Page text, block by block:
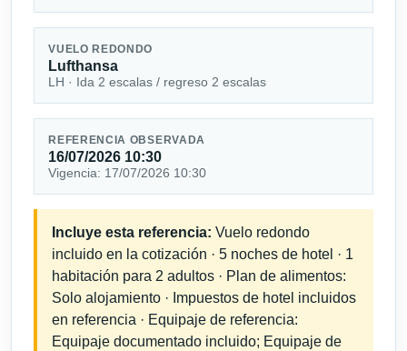
VUELO REDONDO
Lufthansa
LH · Ida 2 escalas / regreso 2 escalas
REFERENCIA OBSERVADA
16/07/2026 10:30
Vigencia: 17/07/2026 10:30
Incluye esta referencia: Vuelo redondo
incluido en la cotización · 5 noches de hotel · 1
habitación para 2 adultos · Plan de alimentos:
Solo alojamiento · Impuestos de hotel incluidos
en referencia · Equipaje de referencia:
Equipaje documentado incluido; Equipaje de